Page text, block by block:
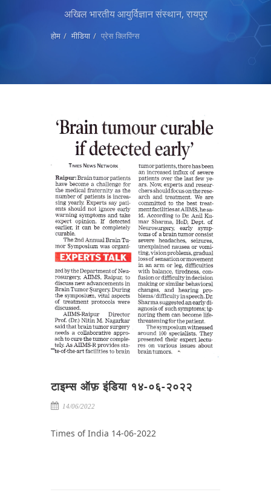
अखिल भारतीय आयुर्विज्ञान संस्थान, रायपुर
होम मीडिया प्रेस क्लिपिंग्स
टाइम्स ऑफ़ इंडिया १४-०६-२०२२
14/06/2022
Times of India 14-06-2022